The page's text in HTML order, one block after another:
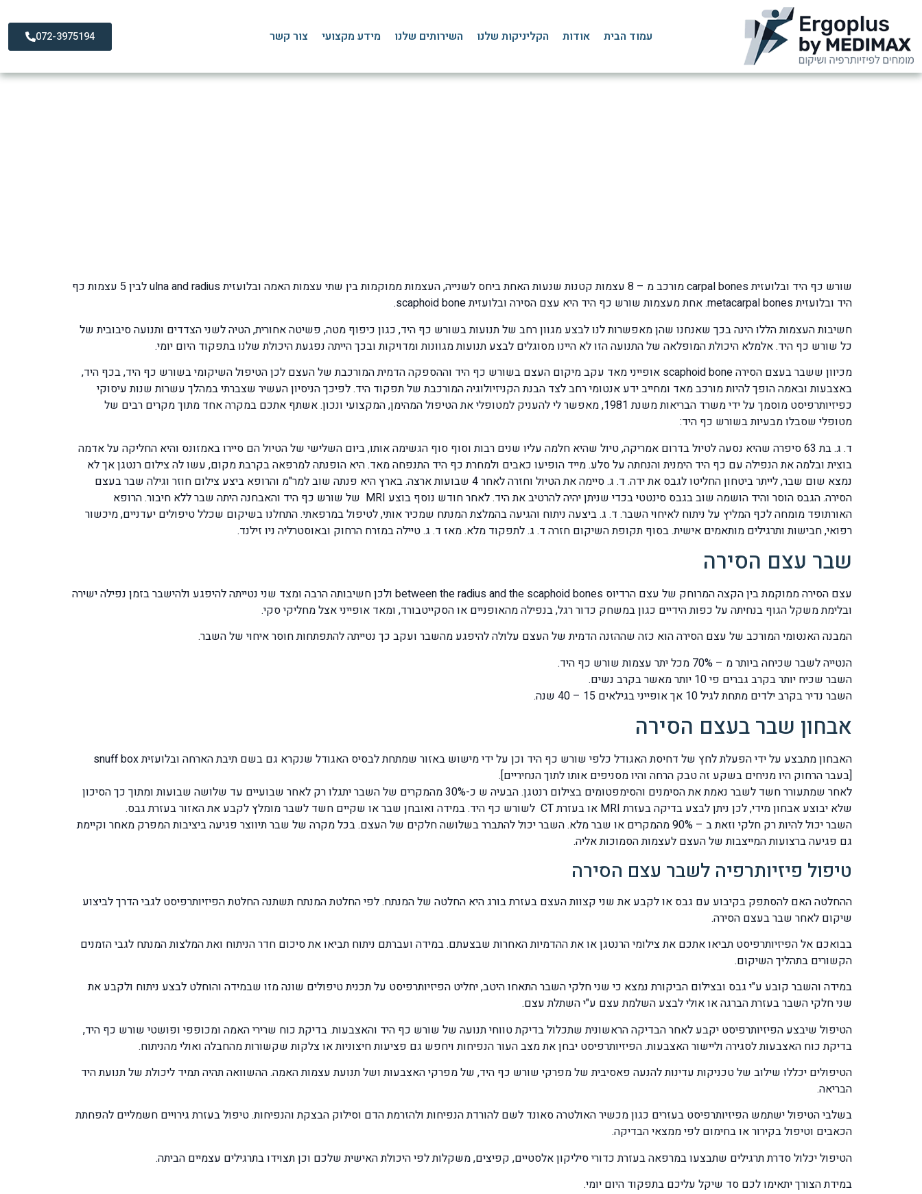
עמוד הבית אודות הקליניקות שלנו השירותים שלנו מידע מקצועי צור קשר 072-3975194
שורש כף היד ובלועזית carpal bones מורכב מ – 8 עצמות קטנות שנעות האחת ביחס לשנייה, העצמות ממוקמות בין שתי עצמות האמה ובלועזית ulna and radius לבין 5 עצמות כף
היד ובלועזית metacarpal bones. אחת מעצמות שורש כף היד היא עצם הסירה ובלועזית scaphoid bone.
חשיבות העצמות הללו הינה בכך שאנחנו שהן מאפשרות לנו לבצע מגוון רחב של תנועות בשורש כף היד, כגון כיפוף מטה, פשיטה אחורית, הטיה לשני הצדדים ותנועה סיבובית של
כל שורש כף היד. אלמלא היכולת המופלאה של התנועה הזו לא היינו מסוגלים לבצע תנועות מגוונות ומדויקות ובכך הייתה נפגעת היכולת שלנו בתפקוד היום יומי.
מכיוון ששבר בעצם הסירה scaphoid bone אופייני מאד עקב מיקום העצם בשורש כף היד וההספקה הדמית המורכבת של העצם לכן הטיפול השיקומי בשורש כף היד, בכף היד,
באצבעות ובאמה הופך להיות מורכב מאד ומחייב ידע אנטומי רחב לצד הבנת הקניזיולוגיה המורכבת של תפקוד היד. לפיכך הניסיון העשיר שצברתי במהלך עשרות שנות עיסוקי
כפיזיותרפיסט מוסמך על ידי משרד הבריאות משנת 1981, מאפשר לי להעניק למטופלי את הטיפול המהימן, המקצועי ונכון. אשתף אתכם במקרה אחד מתוך מקרים רבים של
מטופלי שסבלו מבעיות בשורש כף היד:
ד. ג. בת 63 סיפרה שהיא נסעה לטיול בדרום אמריקה, טיול שהיא חלמה עליו שנים רבות וסוף סוף הגשימה אותו, ביום השלישי של הטיול הם סיירו באמזונס והיא החליקה על אדמה
בוצית ובלמה את הנפילה עם כף היד הימנית והנחתה על סלע. מייד הופיעו כאבים ולמחרת כף היד התנפחה מאד. היא הופנתה למרפאה בקרבת מקום, עשו לה צילום רנטגן אך לא
נמצא שום שבר, לייתר ביטחון החליטו לגבס את ידה. ד. ג. סיימה את הטיול וחזרה לאחר 4 שבועות ארצה. בארץ היא פנתה שוב למר"מ והרופא ביצע צילום חוזר וגילה שבר בעצם
הסירה. הגבס הוסר והיד הושמה שוב בגבס סינטטי בכדי שניתן יהיה להרטיב את היד. לאחר חודש נוסף בוצע MRI של שורש כף היד והאבחנה היתה שבר ללא חיבור. הרופא
האורתופד מומחה לכף המליץ על ניתוח לאיחוי השבר. ד. ג. ביצעה ניתוח והגיעה בהמלצת המנתח שמכיר אותי, לטיפול במרפאתי. התחלנו בשיקום שכלל טיפולים יעדניים, מיכשור
רפואי, חבישות ותרגילים מותאמים אישית. בסוף תקופת השיקום חזרה ד. ג. לתפקוד מלא. מאז ד. ג. טיילה במזרח הרחוק ובאוסטרליה ניו זילנד.
שבר עצם הסירה
עצם הסירה ממוקמת בין הקצה המרוחק של עצם הרדיוס between the radius and the scaphoid bones ולכן חשיבותה הרבה ומצד שני נטייתה להיפגע ולהישבר בזמן נפילה ישירה
ובלימת משקל הגוף בנחיתה על כפות הידיים כגון במשחק כדור רגל, בנפילה מהאופניים או הסקייטבורד, ומאד אופייני אצל מחליקי סקי.
המבנה האנטומי המורכב של עצם הסירה הוא כזה שההזנה הדמית של העצם עלולה להיפגע מהשבר ועקב כך נטייתה להתפתחות חוסר איחוי של השבר.
הנטייה לשבר שכיחה ביותר מ – 70% מכל יתר עצמות שורש כף היד.
השבר שכיח יותר בקרב גברים פי 10 יותר מאשר בקרב נשים.
השבר נדיר בקרב ילדים מתחת לגיל 10 אך אופייני בגילאים 15 – 40 שנה.
אבחון שבר בעצם הסירה
האבחון מתבצע על ידי הפעלת לחץ של דחיסת האגודל כלפי שורש כף היד וכן על ידי מישוש באזור שמתחת לבסיס האגודל שנקרא גם בשם תיבת הארחה ובלועזית snuff box
[בעבר הרחוק היו מניחים בשקע זה טבק הרחה והיו מסניפים אותו לתוך הנחיריים].
לאחר שמתעורר חשד לשבר נאמת את הסימנים והסימפטומים בצילום רנטגן. הבעיה ש כ-30% מהמקרים של השבר יתגלו רק לאחר שבועיים עד שלושה שבועות ומתוך כך הסיכון
שלא יבוצע אבחון מידי, לכן ניתן לבצע בדיקה בעזרת MRI או בעזרת CT לשורש כף היד. במידה ואובחן שבר או שקיים חשד לשבר מומלץ לקבע את האזור בעזרת גבס.
השבר יכול להיות רק חלקי וזאת ב – 90% מהמקרים או שבר מלא. השבר יכול להתברר בשלושה חלקים של העצם. בכל מקרה של שבר תיווצר פגיעה ביציבות המפרק מאחר וקיימת
גם פגיעה ברצועות המייצבות של העצם לעצמות הסמוכות אליה.
טיפול פיזיותרפיה לשבר עצם הסירה
ההחלטה האם להסתפק בקיבוע עם גבס או לקבע את שני קצוות העצם בעזרת בורג היא החלטה של המנתח. לפי החלטת המנתח תשתנה החלטת הפיזיותרפיסט לגבי הדרך לביצוע
שיקום לאחר שבר בעצם הסירה.
בבואכם אל הפיזיותרפיסט תביאו אתכם את צילומי הרנטגן או את ההדמיות האחרות שבצעתם. במידה ועברתם ניתוח תביאו את סיכום חדר הניתוח ואת המלצות המנתח לגבי הזמנים
הקשורים בתהליך השיקום.
במידה והשבר קובע ע"י גבס ובצילום הביקורת נמצא כי שני חלקי השבר התאחו היטב, יחליט הפיזיותרפיסט על תכנית טיפולים שונה מזו שבמידה והוחלט לבצע ניתוח ולקבע את
שני חלקי השבר בעזרת הברגה או אולי לבצע השלמת עצם ע"י השתלת עצם.
הטיפול שיבצע הפיזיותרפיסט יקבע לאחר הבדיקה הראשונית שתכלול בדיקת טווחי תנועה של שורש כף היד והאצבעות. בדיקת כוח שרירי האמה ומכופפי ופושטי שורש כף היד,
בדיקת כוח האצבעות לסגירה וליישור האצבעות. הפיזיותרפיסט יבחן את מצב העור הנפיחות ויחפש גם פציעות חיצוניות או צלקות שקשורות מהחבלה ואולי מהניתוח.
הטיפולים יכללו שילוב של טכניקות עדינות להנעה פאסיבית של מפרקי שורש כף היד, של מפרקי האצבעות ושל תנועת עצמות האמה. ההשוואה תהיה תמיד ליכולת של תנועת היד
הבריאה.
בשלבי הטיפול ישתמש הפיזיותרפיסט בעזרים כגון מכשיר האולטרה סאונד לשם להורדת הנפיחות ולהזרמת הדם וסילוק הבצקת והנפיחות. טיפול בעזרת גירויים חשמליים להפחתת
הכאבים וטיפול בקירור או בחימום לפי ממצאי הבדיקה.
הטיפול יכלול סדרת תרגילים שתבצעו במרפאה בעזרת כדורי סיליקון אלסטיים, קפיצים, משקלות לפי היכולת האישית שלכם וכן תצוידו בתרגילים עצמיים הביתה.
במידת הצורך יתאימו לכם סד שיקל עליכם בתפקוד היום יומי.